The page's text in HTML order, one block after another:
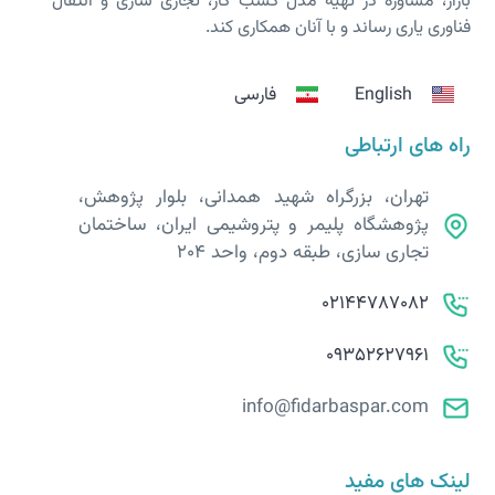
فناوری یاری رساند و با آنان همکاری کند.
English فارسی
راه های ارتباطی
تهران، بزرگراه شهید همدانی، بلوار پژوهش،
پژوهشگاه پلیمر و پتروشیمی ایران، ساختمان
تجاری سازی، طبقه دوم، واحد 204
02144787082
09352627961
info@fidarbaspar.com
لینک های مفید